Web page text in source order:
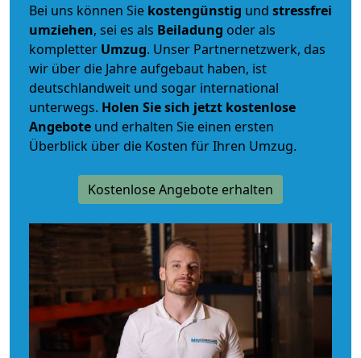
Bei uns können Sie kostengünstig und stressfrei
umziehen, sei es als Beiladung oder als
kompletter Umzug. Unser Partnernetzwerk, das
wir über die Jahre aufgebaut haben, ist
deutschlandweit und sogar international
unterwegs. Holen Sie sich jetzt kostenlose
Angebote und erhalten Sie einen ersten
Überblick über die Kosten für Ihren Umzug.
Kostenlose Angebote erhalten